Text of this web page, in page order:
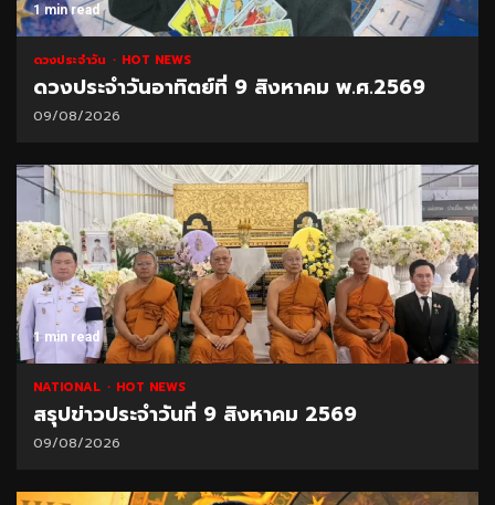
1 min read
ดวงประจำวัน HOT NEWS
ดวงประจำวันอาทิตย์ที่ 9 สิงหาคม พ.ศ.2569
09/08/2026
1 min read
NATIONAL HOT NEWS
สรุปข่าวประจำวันที่ 9 สิงหาคม 2569
09/08/2026